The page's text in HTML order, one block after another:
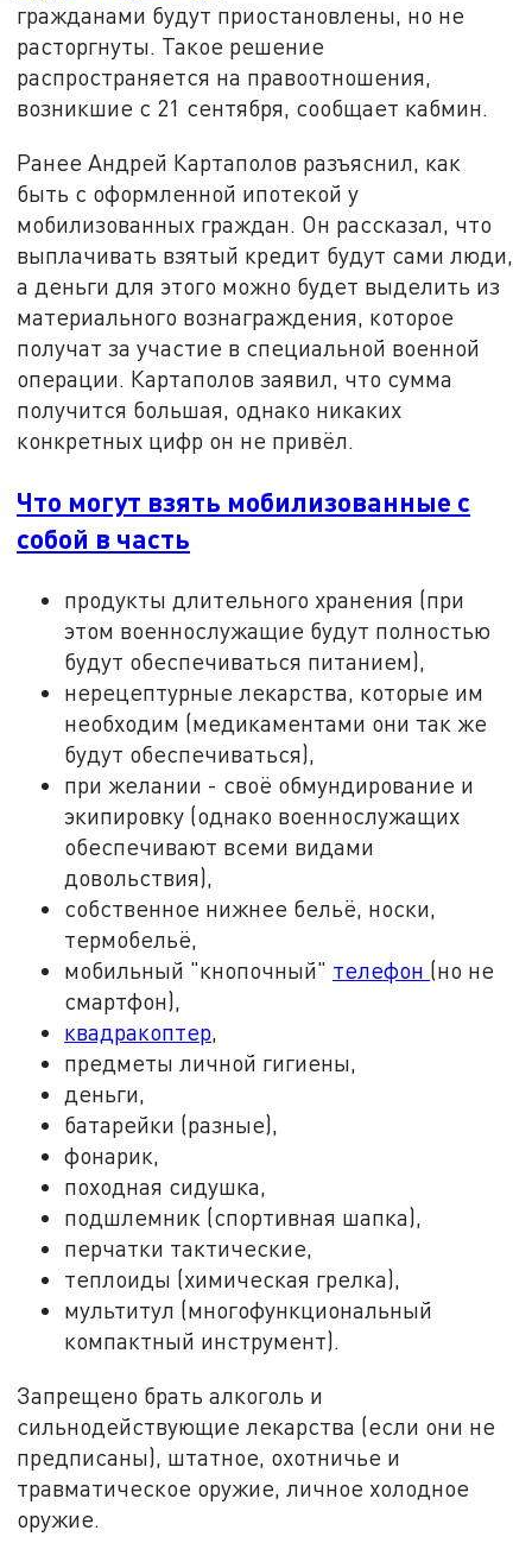
гражданами будут приостановлены, но не
расторгнуты. Такое решение
распространяется на правоотношения,
возникшие с 21 сентября, сообщает кабмин.
Ранее Андрей Картаполов разъяснил, как
быть с оформленной ипотекой у
мобилизованных граждан. Он рассказал, что
выплачивать взятый кредит будут сами люди,
а деньги для этого можно будет выделить из
материального вознаграждения, которое
получат за участие в специальной военной
операции. Картаполов заявил, что сумма
получится большая, однако никаких
конкретных цифр он не привёл.
Что могут взять мобилизованные с
собой в часть
продукты длительного хранения (при
этом военнослужащие будут полностью
будут обеспечиваться питанием),
нерецептурные лекарства, которые им
необходим (медикаментами они так же
будут обеспечиваться),
при желании - своё обмундирование и
экипировку (однако военнослужащих
обеспечивают всеми видами
довольствия),
собственное нижнее бельё, носки,
термобельё,
мобильный "кнопочный" телефон (но не
смартфон),
квадракоптер,
предметы личной гигиены,
деньги,
батарейки (разные),
фонарик,
походная сидушка,
подшлемник (спортивная шапка),
перчатки тактические,
теплоиды (химическая грелка),
мультитул (многофункциональный
компактный инструмент).
Запрещено брать алкоголь и
сильнодействующие лекарства (если они не
предписаны), штатное, охотничье и
травматическое оружие, личное холодное
оружие.